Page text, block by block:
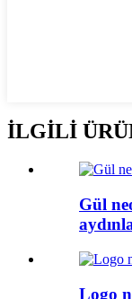
İLGİLİ
Gül
Logo